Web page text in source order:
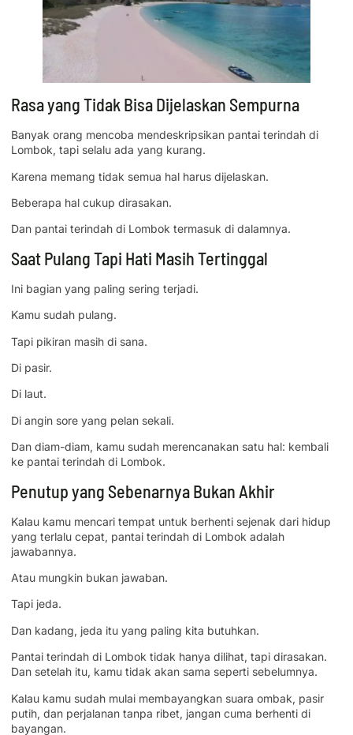
Rasa yang Tidak Bisa Dijelaskan Sempurna
Banyak orang mencoba mendeskripsikan pantai terindah di
Lombok, tapi selalu ada yang kurang.
Karena memang tidak semua hal harus dijelaskan.
Beberapa hal cukup dirasakan.
Dan pantai terindah di Lombok termasuk di dalamnya.
Saat Pulang Tapi Hati Masih Tertinggal
Ini bagian yang paling sering terjadi.
Kamu sudah pulang.
Tapi pikiran masih di sana.
Di pasir.
Di laut.
Di angin sore yang pelan sekali.
Dan diam-diam, kamu sudah merencanakan satu hal: kembali
ke pantai terindah di Lombok.
Penutup yang Sebenarnya Bukan Akhir
Kalau kamu mencari tempat untuk berhenti sejenak dari hidup
yang terlalu cepat, pantai terindah di Lombok adalah
jawabannya.
Atau mungkin bukan jawaban.
Tapi jeda.
Dan kadang, jeda itu yang paling kita butuhkan.
Pantai terindah di Lombok tidak hanya dilihat, tapi dirasakan.
Dan setelah itu, kamu tidak akan sama seperti sebelumnya.
Kalau kamu sudah mulai membayangkan suara ombak, pasir
putih, dan perjalanan tanpa ribet, jangan cuma berhenti di
bayangan.